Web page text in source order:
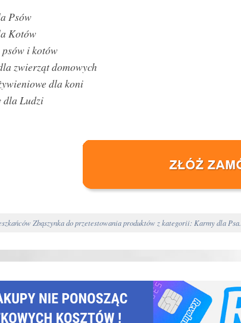
Psów
Kotów
psów i kotów
zwierząt domowych
dla koni
dla Ludzi
Zbąszynka do przetestowania produktów z kategorii: Karmy dla Psa.